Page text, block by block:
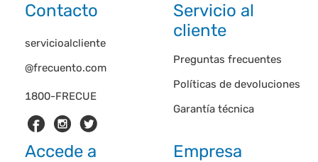
Contacto
1800-FRECUE
servicioalcliente
@frecuento.com
Servicio al
cliente
Preguntas frecuentes
Políticas de devoluciones
Garantía técnica
Accede a Empresa